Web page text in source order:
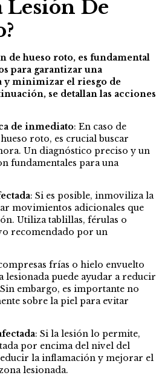
De
de hueso roto, es fundamental
para garantizar una
y minimizar el riesgo de
se detallan las acciones
de inmediato: En caso de
roto, es crucial buscar
Un diagnóstico preciso y un
fundamentales para una
: Si es posible, inmoviliza la
movimientos adicionales que
Utiliza tablillas, férulas o
recomendado por un
frías o hielo envuelto
lesionada puede ayudar a reducir
embargo, es importante no
sobre la piel para evitar
: Si la lesión lo permite,
por encima del nivel del
la inflamación y mejorar el
lesionada.